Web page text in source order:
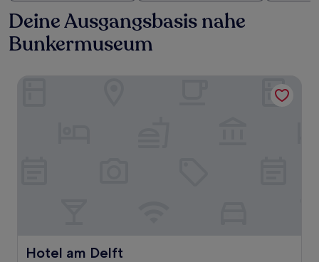
Deine Ausgangsbasis nahe
Bunkermuseum
Hotel am Delft
Hotel am Delft